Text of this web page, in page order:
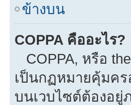
ข้างบน
COPPA คืออะไร?
COPPA, หรือ
เป็นกฏหมายคุ้มคร
บนเวบไซต์ต้องอยู่